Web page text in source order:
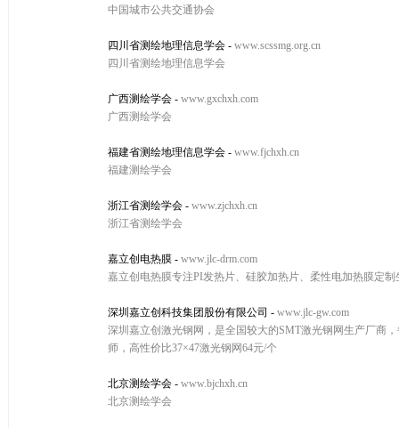
中国城市公共交通协会
四川省测绘地理信息学会 - www.scssmg.org.cn
四川省测绘地理信息学会
广西测绘学会 - www.gxchxh.com
广西测绘学会
福建省测绘地理信息学会 - www.fjchxh.cn
福建测绘学会
浙江省测绘学会 - www.zjchxh.cn
浙江省测绘学会
嘉立创电热膜 - www.jlc-drm.com
嘉立创电热膜专注PI发热片、硅胶加热片、柔性电加热膜定
深圳嘉立创科技集团股份有限公司 - www.jlc-gw.com
深圳嘉立创激光钢网，是全国较大的SMT激光钢网生产厂商
师，高性价比37×47激光钢网64元/个
北京测绘学会 - www.bjchxh.cn
北京测绘学会